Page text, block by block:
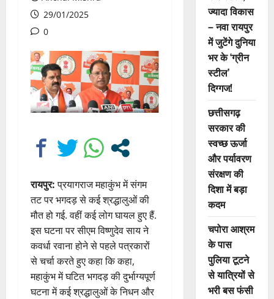
29/01/2025
0
रायपुर:प्रयागराज महाकुंभ में संगम
तट पर भगदड़ से कई श्रद्धालुओं की
मौत हो गई. वहीं कई लोग घायल हुए हैं.
इस घटना पर सीएम विष्णुदेव साय ने
कवर्धा रवाना होने से पहले पत्रकारों
से चर्चा करते हुए कहा कि कहा,
महाकुंभ में घटित भगदड़ की दुर्भाग्यपूर्ण
घटना में कई श्रद्धालुओं के निधन और
ज्यादा विकास
– नवा रायपुर
में जुटेंगे दुनिया
भर के ‘ग्रीन
स्टील’
दिग्गज!
छत्तीसगढ़
सरकार की
स्वच्छ ऊर्जा
और पर्यावरण
संरक्षण की
दिशा में बड़ा
कदम
चपोरा आश्रम
के पास
पुलिया टूटने
से यात्रियों से
भरी बस फंसी